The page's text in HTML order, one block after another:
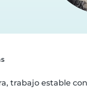
trabajo estable